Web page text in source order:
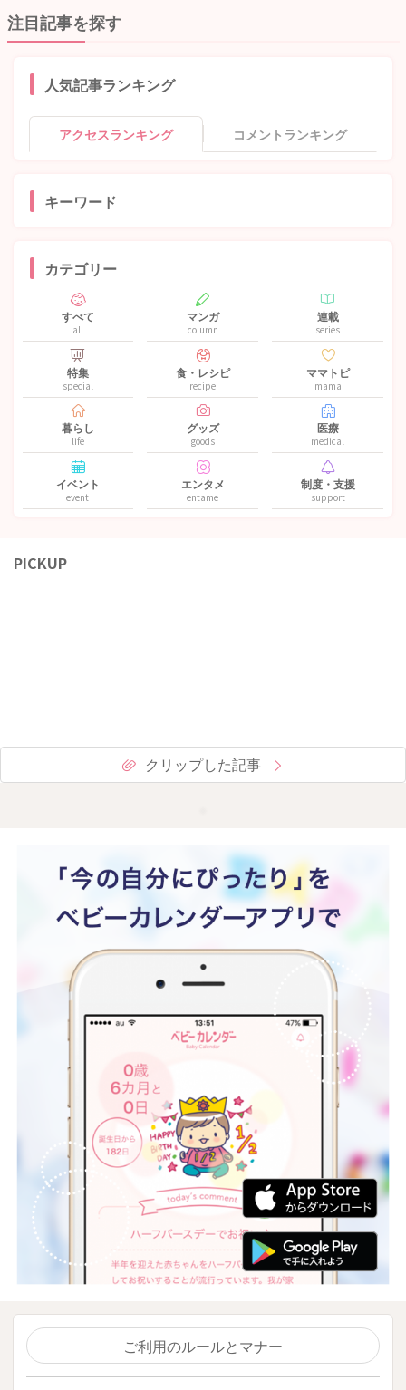
注目記事を探す
人気記事ランキング
アクセスランキング コメントランキング
キーワード
カテゴリー
すべて
all
マンガ
column
連載
series
特集
special
食・レシピ
recipe
ママトピ
mama
暮らし
life
グッズ
goods
医療
medical
イベント
event
エンタメ
entame
制度・支援
support
PICKUP
クリップした記事
ご利用のルールとマナー